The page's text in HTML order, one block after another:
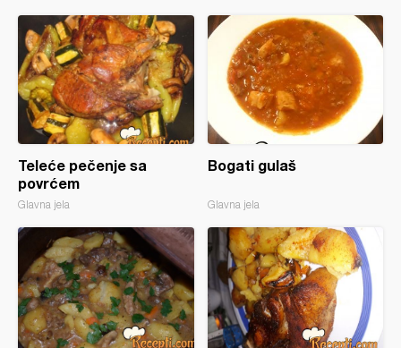
Teleće pečenje sa
povrćem
Glavna jela
Bogati gulaš
Glavna jela